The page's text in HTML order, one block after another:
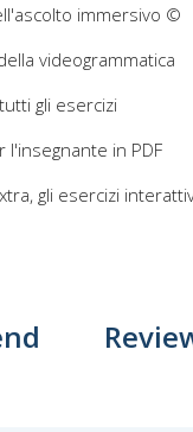
immersivo ©
videogrammatica
gli esercizi
l'insegnante in PDF
gli esercizi